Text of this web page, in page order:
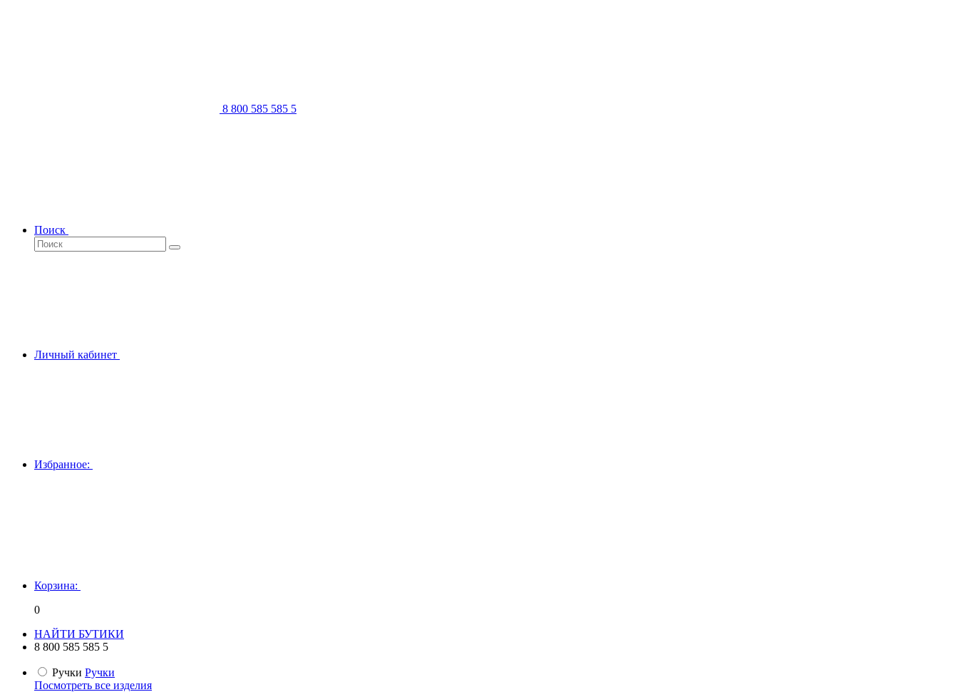
8 800 585 585 5
Поиск
Личный кабинет
Избранное:
Корзина:
0
НАЙТИ БУТИКИ
8 800 585 585 5
Ручки Ручки
Посмотреть все изделия